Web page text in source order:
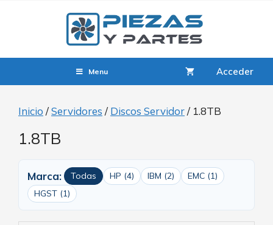
Menu Acceder
Inicio /Servidores / Discos Servidor/ 1.8TB
1.8TB
Marca: Todas HP (4) IBM (2)
EMC (1)
HGST (1)